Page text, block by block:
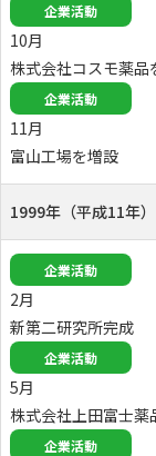
企業活動
10月
株式会社コスモ薬品
企業活動
11月
富山工場を増設
1999年（平成11年）
企業活動
2月
新第二研究所完成
企業活動
5月
株式会社上田富士
企業活動